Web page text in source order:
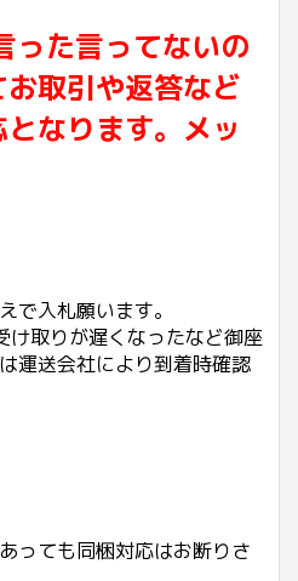
った言ってないの
取引や返答など
なります。メッ
で入札願います。
け取りが遅くなったなど御座
運送会社により到着時確認
っても同梱対応はお断りさ